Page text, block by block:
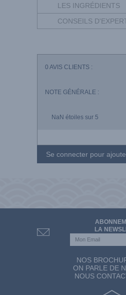
LES INGRÉDIENTS
CONSEILS
0 AVIS CLIENTS :
NOTE GÉNÉRALE :
NaN étoiles sur 5
Se connecter pour
LA
NOS
ON PARLE DE
NOUS